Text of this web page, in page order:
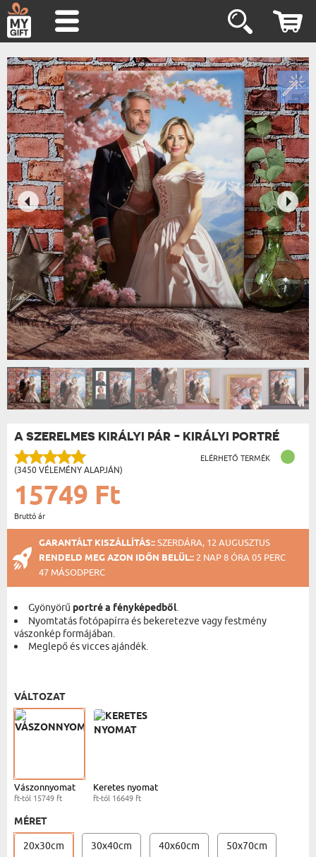
A SZERELMES KIRÁLYI PÁR - KIRÁLYI PORTRÉ
(3450 VÉLEMÉNY ALAPJÁN)
ELÉRHETŐ TERMÉK
15749 Ft
Bruttó ár
GARANTÁLT KISZÁLLÍTÁS::SZERDÁRA, 12 AUGUSZTUS
RENDELD MEG AZON IDŐN BELÜL:: 2 NAP 8 ÓRA 05 PERC
46 MÁSODPERC
Gyönyörű portré a fényképedből.
Nyomtatás fotópapírra és bekeretezve vagy festmény
vászonkép formájában.
Meglepő és vicces ajándék.
VÁLTOZAT
Vászonnyomat
ft-tól 15749 ft
Keretes nyomat
ft-tól 16649 ft
MÉRET
20x30cm 30x40cm 40x60cm 50x70cm